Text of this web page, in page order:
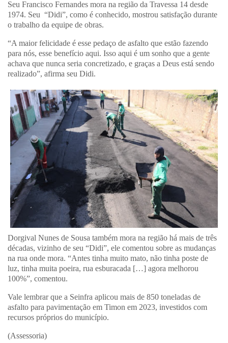
Seu Francisco Fernandes mora na região da Travessa 14 desde
1974. Seu “Didi”, como é conhecido, mostrou satisfação durante
o trabalho da equipe de obras.
“A maior felicidade é esse pedaço de asfalto que estão fazendo
para nós, esse benefício aqui. Isso aqui é um sonho que a gente
achava que nunca seria concretizado, e graças a Deus está sendo
realizado”, afirma seu Didi.
Dorgival Nunes de Sousa também mora na região há mais de três
décadas, vizinho de seu “Didi”, ele comentou sobre as mudanças
na rua onde mora. “Antes tinha muito mato, não tinha poste de
luz, tinha muita poeira, rua esburacada […] agora melhorou
100%”, comentou.
Vale lembrar que a Seinfra aplicou mais de 850 toneladas de
asfalto para pavimentação em Timon em 2023, investidos com
recursos próprios do município.
(Assessoria)